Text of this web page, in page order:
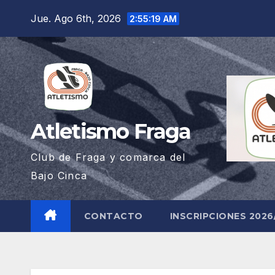
contenido
Jue. Ago 6th, 2026 2:55:19 AM
Atletismo Fraga
Club de Fraga y comarca del
Bajo Cinca
CONTACTO INSCRIPCIONES